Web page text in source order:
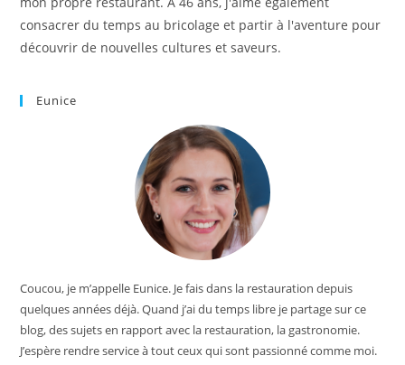
consacrer du temps au bricolage et partir à l'aventure pour
découvrir de nouvelles cultures et saveurs.
Eunice
Coucou, je m’appelle Eunice. Je fais dans la restauration depuis
quelques années déjà. Quand j’ai du temps libre je partage sur ce
blog, des sujets en rapport avec la restauration, la gastronomie.
J’espère rendre service à tout ceux qui sont passionné comme moi.